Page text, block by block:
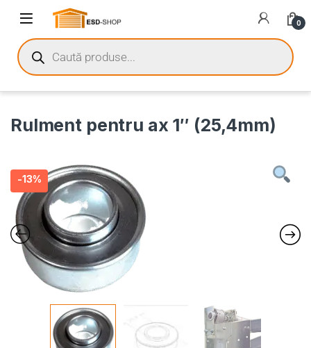
0
Rulment pentru ax 1″ (25,4mm)
-13%